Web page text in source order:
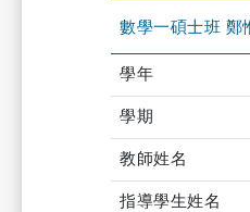
數學一碩士班 鄭
學年
學期
教師姓名
指導學生姓名